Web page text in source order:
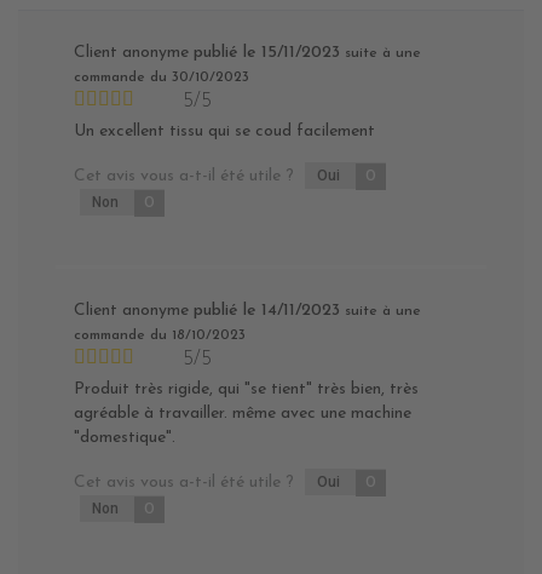
Client anonyme publié le 15/11/2023 suite à une
commande du 30/10/2023
5/5
Un excellent tissu qui se coud facilement
Cet avis vous a-t-il été utile ? Oui 0
Non 0
Client anonyme publié le 14/11/2023 suite à une
commande du 18/10/2023
5/5
Produit très rigide, qui "se tient" très bien, très
agréable à travailler. même avec une machine
"domestique".
Cet avis vous a-t-il été utile ? Oui 0
Non 0